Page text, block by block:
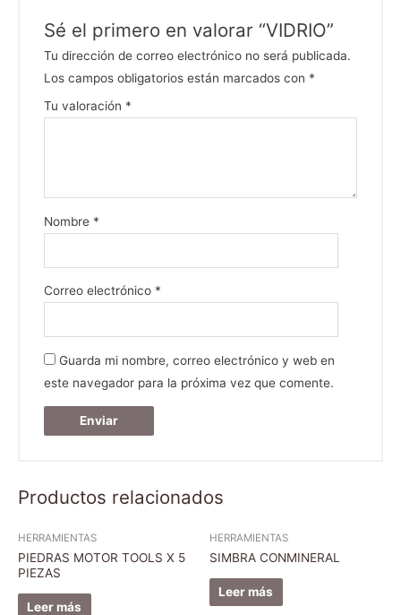
Sé el primero en valorar “VIDRIO”
Tu dirección de correo electrónico no será publicada.
Los campos obligatorios están marcados con *
Tu valoración *
Nombre *
Correo electrónico *
Guarda mi nombre, correo electrónico y web en
este navegador para la próxima vez que comente.
Productos relacionados
HERRAMIENTAS
PIEDRAS MOTOR TOOLS X 5
PIEZAS
Leer más
HERRAMIENTAS
SIMBRA CONMINERAL
Leer más